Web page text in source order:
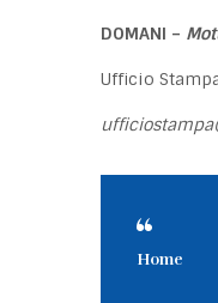
DOMANI –
Ufficio
Home